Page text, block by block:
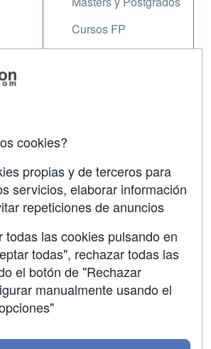
Cursos FP
SÍGUENOS EN:
cookies?
propias y de terceros para
servicios, elaborar información
repeticiones de anuncios
todas las cookies pulsando en
todas", rechazar todas las
el botón de "Rechazar
manualmente usando el